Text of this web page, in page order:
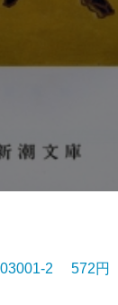
2 572円